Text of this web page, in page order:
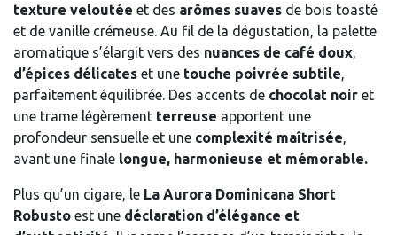
texture veloutée et des arômes suaves de bois toasté
et de vanille crémeuse. Au fil de la dégustation, la palette
aromatique s’élargit vers des nuances de café doux,
d’épices délicates et une touche poivrée subtile,
parfaitement équilibrée. Des accents de chocolat noir et
une trame légèrement terreuse apportent une
profondeur sensuelle et une complexité maîtrisée,
avant une finale longue, harmonieuse et mémorable.
Plus qu’un cigare, le La Aurora Dominicana Short
Robusto est une déclaration d’élégance et